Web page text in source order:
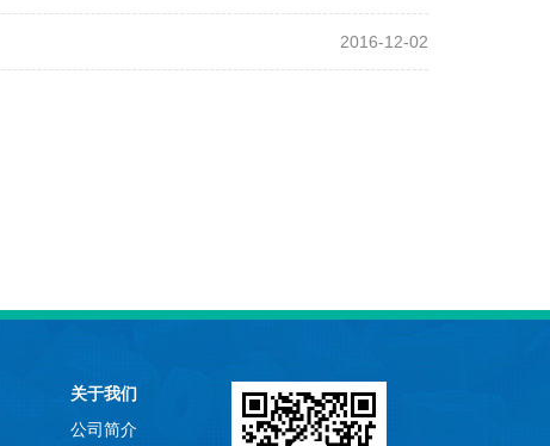
2016-12-02
关于我们
公司简介